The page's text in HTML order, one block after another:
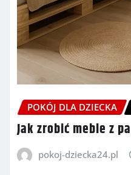
POKÓJ DLA DZIECKA
Jak zrobić meble z
pokoj-dziecka24.pl